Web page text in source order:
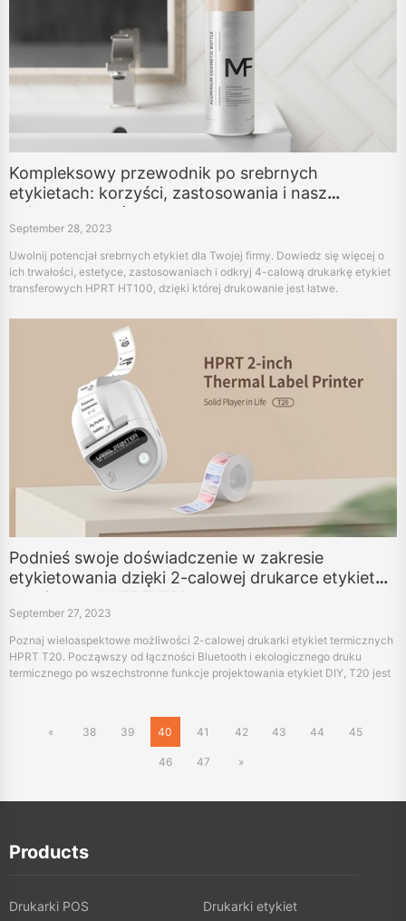
Kompleksowy przewodnik po srebrnych
etykietach: korzyści, zastosowania i nasz
najlepszy wybór
September 28, 2023
Uwolnij potencjał srebrnych etykiet dla Twojej firmy. Dowiedz się więcej o
ich trwałości, estetyce, zastosowaniach i odkryj 4-calową drukarkę etykiet
transferowych HPRT HT100, dzięki której drukowanie jest łatwe.
Podnieś swoje doświadczenie w zakresie
etykietowania dzięki 2-calowej drukarce etykiet
termicznych HPRT T20
September 27, 2023
Poznaj wieloaspektowe możliwości 2-calowej drukarki etykiet termicznych
HPRT T20. Począwszy od łączności Bluetooth i ekologicznego druku
termicznego po wszechstronne funkcje projektowania etykiet DIY, T20 jest
«
38 39 40 41 42 43 44 45
46 47 »
Products
Drukarki POS
Drukarki etykiet